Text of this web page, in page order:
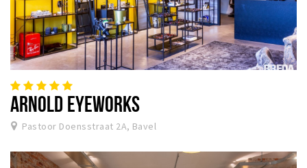
ARNOLD EYEWORKS
Pastoor Doensstraat 2A, Bavel